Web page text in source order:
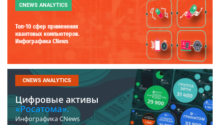
CNEWS ANALYTICS
Топ-10 сфер применения
квантовых компьютеров.
Инфографика CNews
CNEWS ANALYTICS
Цифровые активы
«Росатома».
Инфографика CNews